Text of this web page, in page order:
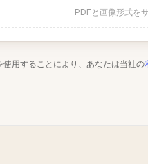
PDFと画像形式を
使用することにより、あなたは当社の